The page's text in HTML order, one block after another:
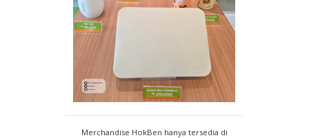
Merchandise HokBen hanya tersedia di